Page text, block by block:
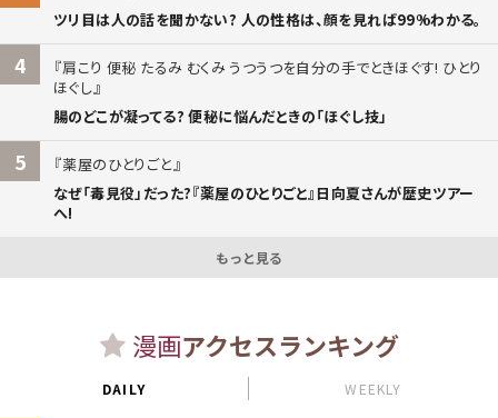
ツリ目は人の話を聞かない? 人の性格は、顔を見れば99%わかる。
4
肩こり 便秘 たるみ むくみ うつうつを自分の手でときほぐす! ひとり
ほぐし
腸のどこが凝ってる? 便秘に悩んだときの「ほぐし技」
5
薬屋のひとりごと
なぜ「毒見役」だった?『薬屋のひとりごと』日向夏さんが歴史ツアー
へ!
もっと見る
漫画アクセスランキング
DAILY WEEKLY